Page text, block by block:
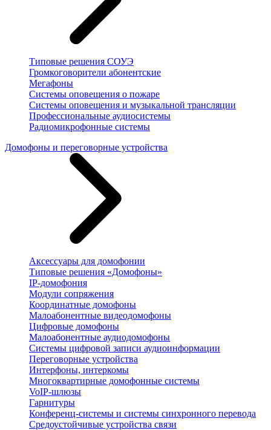
Типовые решения СОУЭ
Громкоговорители абонентские
Мегафоны
Системы оповещения о пожаре
Системы оповещения и музыкальной трансляции
Профессиональные аудиосистемы
Радиомикрофонные системы
Домофоны и переговорные устройства
Аксессуары для домофонии
Типовые решения «Домофоны»
IP-домофония
Модули сопряжения
Координатные домофоны
Малоабонентные видеодомофоны
Цифровые домофоны
Малоабонентные аудиодомофоны
Системы цифровой записи аудиоинформации
Переговорные устройства
Интерфоны, интеркомы
Многоквартирные домофонные системы
VoIP-шлюзы
Гарнитуры
Конференц-системы и системы синхронного перевода
Средоустойчивые устройства связи